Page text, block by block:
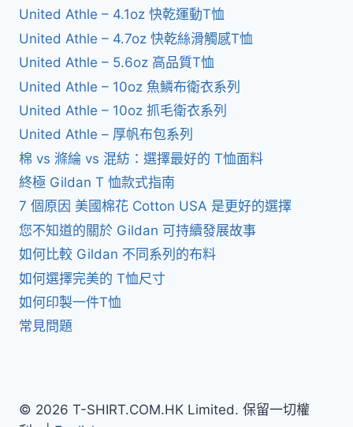
United Athle – 4.1oz 快乾運動T恤
United Athle – 4.7oz 快乾絲滑觸感T恤
United Athle – 5.6oz 高品質T恤
United Athle – 10oz 魚鱗布衛衣系列
United Athle – 10oz 抓毛衛衣系列
United Athle – 厚帆布包系列
棉 vs 滌綸 vs 混紡：選擇最好的 T恤面料
終極 Gildan T 恤款式指南
7 個原因 美國棉花 Cotton USA 是更好的選擇
您不知道的關於 Gildan 可持續發展故事
如何比較 Gildan 不同系列的布料
如何選擇完美的 T恤尺寸
如何印製一件T恤
常見問題
© 2026 T-SHIRT.COM.HK Limited. 保留一切權